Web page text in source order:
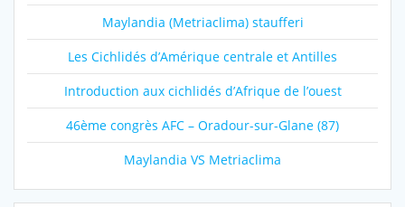
Maylandia (Metriaclima) staufferi
Les Cichlidés d’Amérique centrale et Antilles
Introduction aux cichlidés d’Afrique de l’ouest
46ème congrès AFC – Oradour-sur-Glane (87)
Maylandia VS Metriaclima